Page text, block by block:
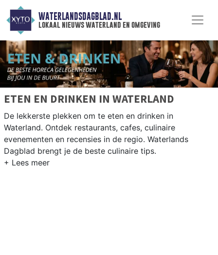
WATERLANDSDAGBLAD.NL
lokaal nieuws waterland en omgeving
ETEN EN DRINKEN IN WATERLAND
De lekkerste plekken om te eten en drinken in
Waterland. Ontdek restaurants, cafes, culinaire
evenementen en recensies in de regio. Waterlands
Dagblad brengt je de beste culinaire tips.